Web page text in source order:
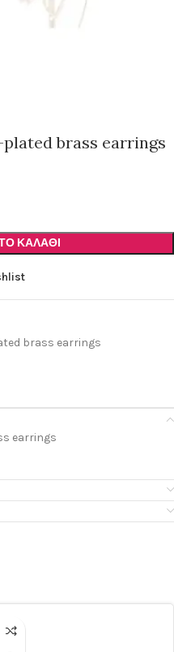
brass earrings
ΚΑΛΆΘΙ
brass earrings
earrings